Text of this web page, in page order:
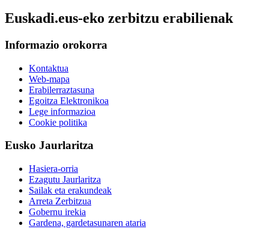
Euskadi.eus-eko zerbitzu erabilienak
Informazio orokorra
Kontaktua
Web-mapa
Erabilerraztasuna
Egoitza Elektronikoa
Lege informazioa
Cookie politika
Eusko Jaurlaritza
Hasiera-orria
Ezagutu Jaurlaritza
Sailak eta erakundeak
Arreta Zerbitzua
Gobernu irekia
Gardena, gardetasunaren ataria